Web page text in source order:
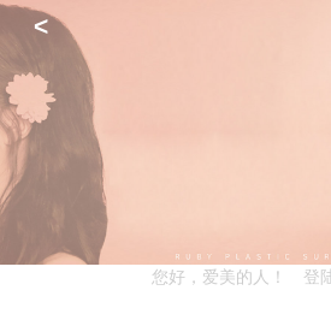
<
您好，爱美的人！ 登